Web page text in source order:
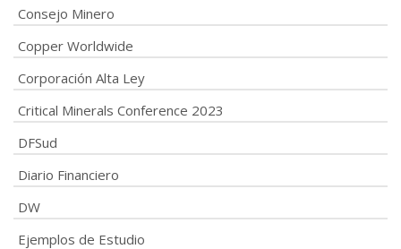
Consejo Minero
Copper Worldwide
Corporación Alta Ley
Critical Minerals Conference 2023
DFSud
Diario Financiero
DW
Ejemplos de Estudio